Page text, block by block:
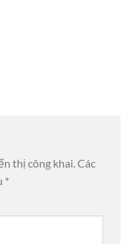
thị công khai.Các
*